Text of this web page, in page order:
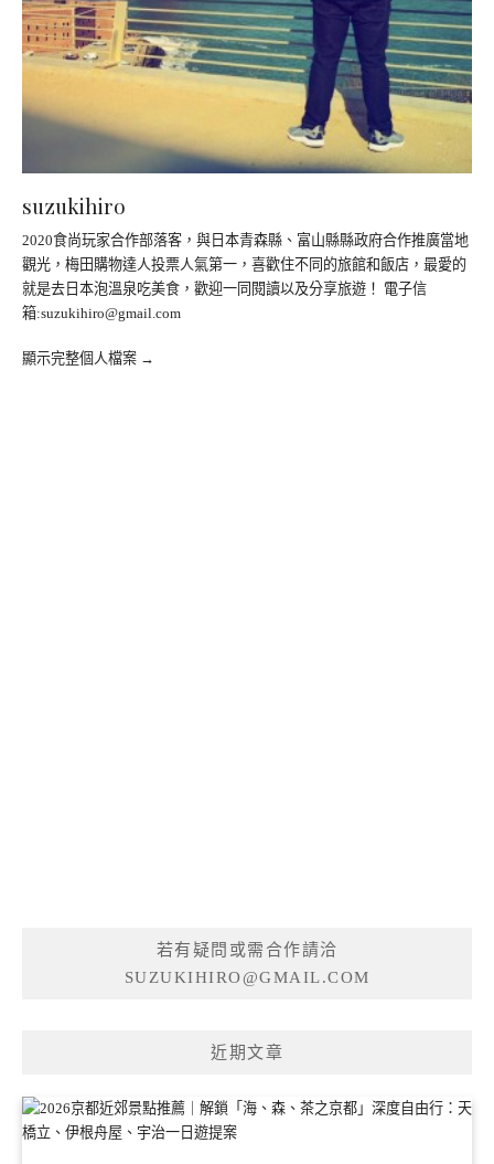
suzukihiro
2020食尚玩家合作部落客，與日本青森縣、富山縣縣政府合作推廣當地
觀光，梅田購物達人投票人氣第一，喜歡住不同的旅館和飯店，最愛的
就是去日本泡溫泉吃美食，歡迎一同閱讀以及分享旅遊！ 電子信
箱:suzukihiro@gmail.com
顯示完整個人檔案 →
若有疑問或需合作請洽
SUZUKIHIRO@GMAIL.COM
近期文章